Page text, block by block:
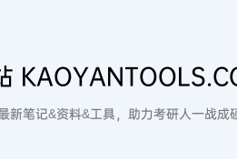
新笔记&资料&工具，助力考研人一战成